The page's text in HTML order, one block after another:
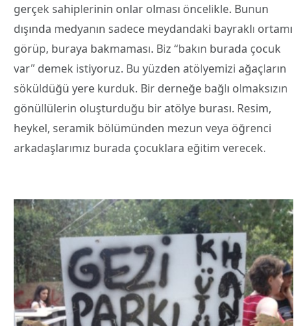
gerçek sahiplerinin onlar olması öncelikle. Bunun
dışında medyanın sadece meydandaki bayraklı ortamı
görüp, buraya bakmaması. Biz “bakın burada çocuk
var” demek istiyoruz. Bu yüzden atölyemizi ağaçların
söküldüğü yere kurduk. Bir derneğe bağlı olmaksızın
gönüllülerin oluşturduğu bir atölye burası. Resim,
heykel, seramik bölümünden mezun veya öğrenci
arkadaşlarımız burada çocuklara eğitim verecek.